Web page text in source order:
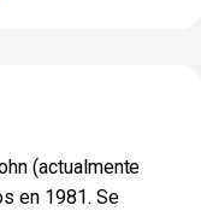
(actualmente
en 1981. Se